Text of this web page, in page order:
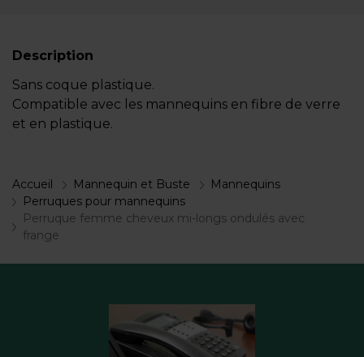
Description
Sans coque plastique.
Compatible avec les mannequins en fibre de verre
et en plastique.
Accueil Mannequin et Buste
Mannequins
Perruques pour mannequins
Perruque femme cheveux mi-longs ondulés avec
frange